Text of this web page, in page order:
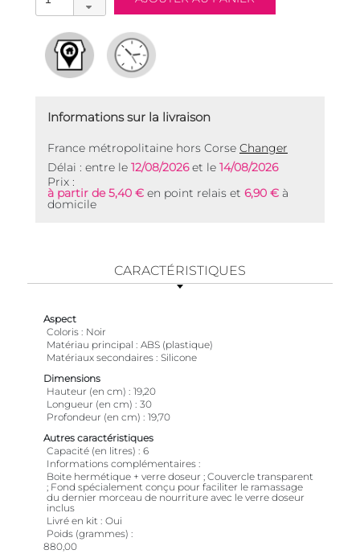
Informations sur la livraison
France métropolitaine hors Corse Changer
Délai : entre le 12/08/2026et le 14/08/2026
Prix :
à partir de 5,40 € en point relais et 6,90 € à
domicile
CARACTÉRISTIQUES
Aspect
Coloris
Noir
Matériau principal
ABS (plastique)
Matériaux secondaires Silicone
Dimensions
Hauteur (en cm)
19,20
Longueur (en cm)
30
Profondeur (en cm)
19,70
Autres caractéristiques
Capacité (en litres)
6
Informations complémentaires
Boite hermétique + verre doseur ; Couvercle transparent
; Fond spécialement conçu pour faciliter le ramassage
du dernier morceau de nourriture avec le verre doseur
inclus
Livré en kit Oui
Poids (grammes)
880,00